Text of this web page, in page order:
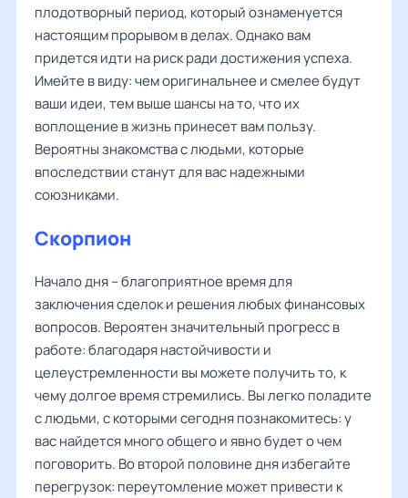
плодотворный период, который ознаменуется
настоящим прорывом в делах. Однако вам
придется идти на риск ради достижения успеха.
Имейте в виду: чем оригинальнее и смелее будут
ваши идеи, тем выше шансы на то, что их
воплощение в жизнь принесет вам пользу.
Вероятны знакомства с людьми, которые
впоследствии станут для вас надежными
союзниками.
Скорпион
Начало дня – благоприятное время для
заключения сделок и решения любых финансовых
вопросов. Вероятен значительный прогресс в
работе: благодаря настойчивости и
целеустремленности вы можете получить то, к
чему долгое время стремились. Вы легко поладите
с людьми, с которыми сегодня познакомитесь: у
вас найдется много общего и явно будет о чем
поговорить. Во второй половине дня избегайте
перегрузок: переутомление может привести к